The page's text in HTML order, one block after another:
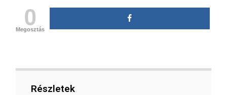
0
Megosztás
Részletek